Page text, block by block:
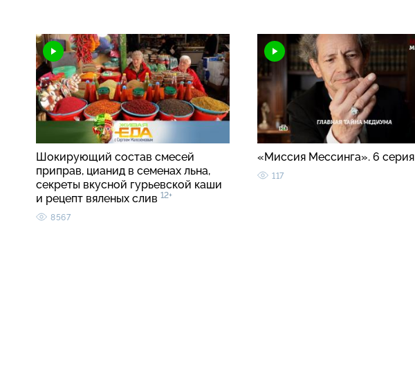
Шокирующий состав смесей
приправ, цианид в семенах льна,
секреты вкусной гурьевской каши
и рецепт вяленых слив 12+
8567
«Миссия Мессинга». 6 серия
117